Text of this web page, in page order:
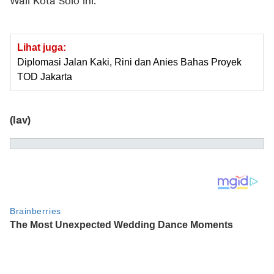
Lihat juga:
Diplomasi Jalan Kaki, Rini dan Anies Bahas Proyek
TOD Jakarta
(lav)